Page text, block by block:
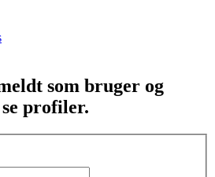
som bruger og
profiler.